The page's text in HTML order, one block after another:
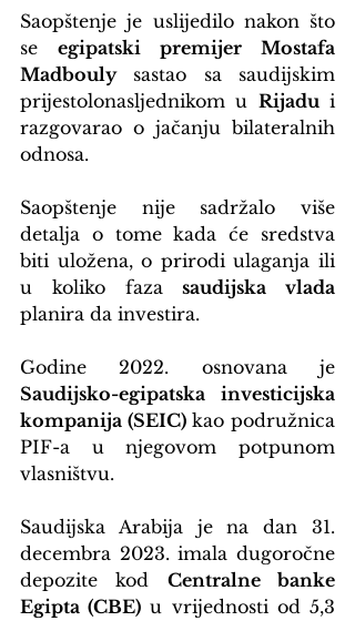
Saopštenje je uslijedilo nakon što
se egipatski premijer Mostafa
Madbouly sastao sa saudijskim
prijestolonasljednikom u Rijadu i
razgovarao o jačanju bilateralnih
odnosa.
Saopštenje nije sadržalo više
detalja o tome kada će sredstva
biti uložena, o prirodi ulaganja ili
u koliko faza saudijska vlada
planira da investira.
Saudijsko-egipatska investicijska
kompanija (SEIC) kao podružnica
PIF-a u njegovom potpunom
vlasništvu.
Saudijska Arabija je na dan 31.
decembra 2023. imala dugoročne
depozite kod Centralne banke
Egipta (CBE) u vrijednosti od 5,3